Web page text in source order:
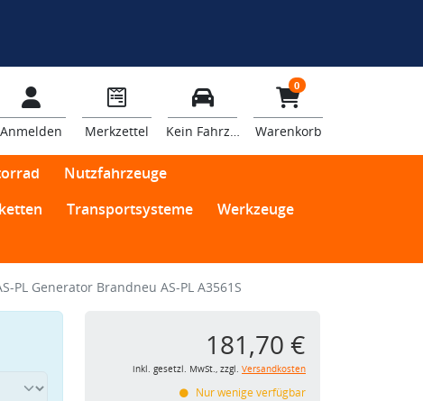
Anmelden Merkzettel Kein Fahrzeug
0
Warenkorb
Nutzfahrzeuge
Transportsysteme
Werkzeuge
PL Generator Brandneu AS-PL A3561S
181,70 €
inkl. gesetzl. MwSt., zzgl. Versandkosten
Nur wenige verfügbar